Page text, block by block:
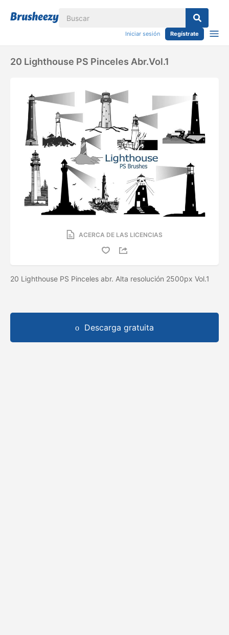
Iniciar sesión Regístrate
20 Lighthouse PS Pinceles Abr.Vol.1
ACERCA DE LAS LICENCIAS
20 Lighthouse PS Pinceles abr. Alta resolución 2500px Vol.1
Descarga gratuita